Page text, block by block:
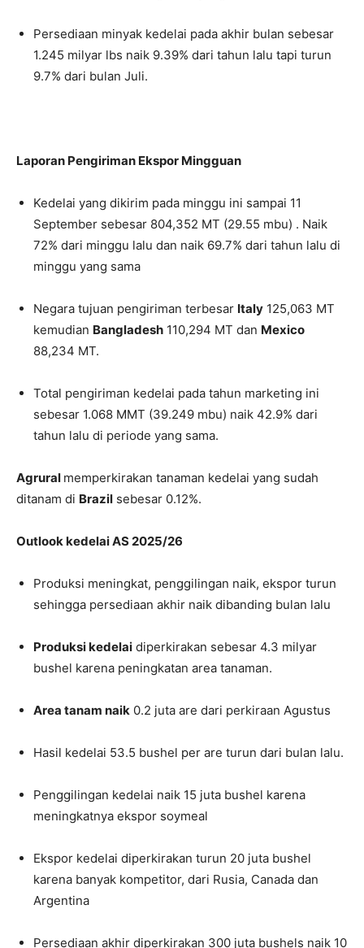
Persediaan minyak kedelai pada akhir bulan sebesar
1.245 milyar lbs naik 9.39% dari tahun lalu tapi turun
9.7% dari bulan Juli.
Laporan Pengiriman Ekspor Mingguan
Kedelai yang dikirim pada minggu ini sampai 11
September sebesar 804,352 MT (29.55 mbu) . Naik
72% dari minggu lalu dan naik 69.7% dari tahun lalu di
minggu yang sama
Negara tujuan pengiriman terbesar Italy 125,063 MT
kemudian Bangladesh 110,294 MT dan Mexico
88,234 MT.
Total pengiriman kedelai pada tahun marketing ini
sebesar 1.068 MMT (39.249 mbu) naik 42.9% dari
tahun lalu di periode yang sama.
Agrural memperkirakan tanaman kedelai yang sudah
ditanam di Brazil sebesar 0.12%.
Outlook kedelai AS 2025/26
Produksi meningkat, penggilingan naik, ekspor turun
sehingga persediaan akhir naik dibanding bulan lalu
Produksi kedelai diperkirakan sebesar 4.3 milyar
bushel karena peningkatan area tanaman.
Area tanam naik 0.2 juta are dari perkiraan Agustus
Hasil kedelai 53.5 bushel per are turun dari bulan lalu.
Penggilingan kedelai naik 15 juta bushel karena
meningkatnya ekspor soymeal
Ekspor kedelai diperkirakan turun 20 juta bushel
karena banyak kompetitor, dari Rusia, Canada dan
Argentina
Persediaan akhir diperkirakan 300 juta bushels naik 10